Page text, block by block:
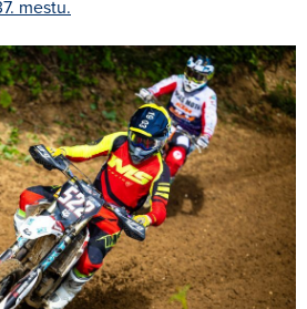
mestu.